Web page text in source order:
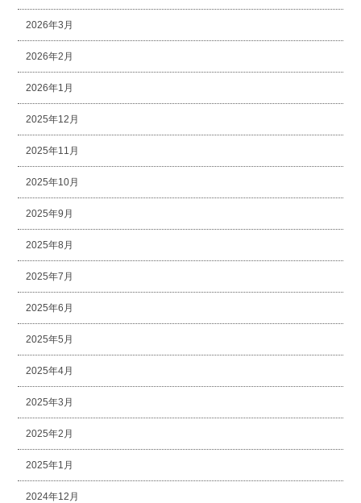
2026年3月
2026年2月
2026年1月
2025年12月
2025年11月
2025年10月
2025年9月
2025年8月
2025年7月
2025年6月
2025年5月
2025年4月
2025年3月
2025年2月
2025年1月
2024年12月